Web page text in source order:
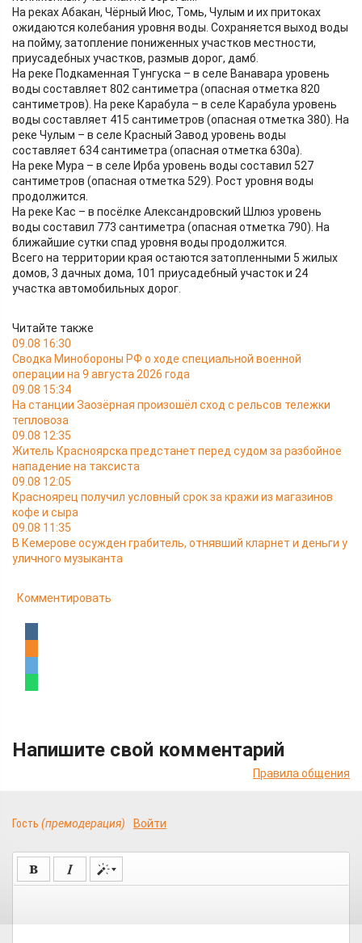
На реках Абакан, Чёрный Июс, Томь, Чулым и их притоках
ожидаются колебания уровня воды. Сохраняется выход воды
на пойму, затопление пониженных участков местности,
приусадебных участков, размыв дорог, дамб.
На реке Подкаменная Тунгуска – в селе Ванавара уровень
воды составляет 802 сантиметра (опасная отметка 820
сантиметров). На реке Карабула – в селе Карабула уровень
воды составляет 415 сантиметров (опасная отметка 380). На
реке Чулым – в селе Красный Завод уровень воды
составляет 634 сантиметра (опасная отметка 630а).
На реке Мура – в селе Ирба уровень воды составил 527
сантиметров (опасная отметка 529). Рост уровня воды
продолжится.
На реке Кас – в посёлке Александровский Шлюз уровень
воды составил 773 сантиметра (опасная отметка 790). На
ближайшие сутки спад уровня воды продолжится.
Всего на территории края остаются затопленными 5 жилых
домов, 3 дачных дома, 101 приусадебный участок и 24
участка автомобильных дорог.
Читайте также
09.08 16:30
Сводка Минобороны РФ о ходе специальной военной
операции на 9 августа 2026 года
09.08 15:34
На станции Заозёрная произошёл сход с рельсов тележки
тепловоза
09.08 12:35
Житель Красноярска предстанет перед судом за разбойное
нападение на таксиста
09.08 12:05
Красноярец получил условный срок за кражи из магазинов
кофе и сыра
09.08 11:35
В Кемерове осужден грабитель, отнявший кларнет и деньги у
уличного музыканта
Комментировать
Напишите свой комментарий
Правила общения
Гость (премодерация) Войти